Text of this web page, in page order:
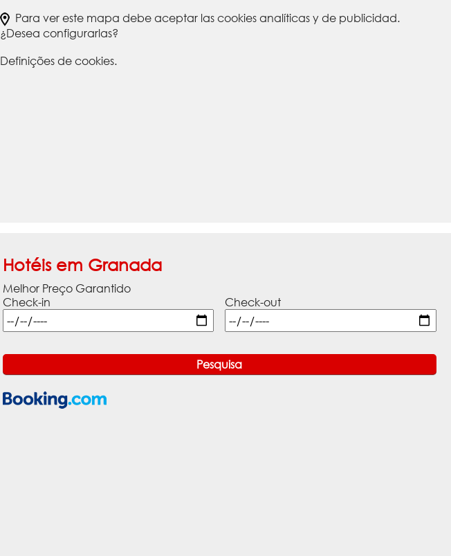
Para ver este mapa debe aceptar las cookies analíticas y de publicidad.
¿Desea configurarlas?
Definições de cookies.
Hotéis em Granada
Melhor Preço Garantido
Check-in
Check-out